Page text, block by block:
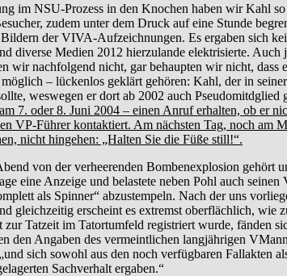
im NSU-Prozess in den Knochen haben wir Kahl
zudem unter dem Druck auf eine Stunde
der VIVA-Aufzeichnungen. Es ergaben sich
diverse Medien 2012 hierzulande elektrisierte.
wir nachfolgend nicht, gar behaupten wir nicht,
– lückenlos geklärt gehören: Kahl, der in
weswegen er dort ab 2002 auch Pseudomitdglied
7. oder 8. Juni 2004 – einen Anruf erhalten, ob er
VP-Führer kontaktiert. Am nächsten Tag, noch
nicht hingehen: „Halten Sie die Füße still!“.
von der verheerenden Bombenexplosion gehört
eine Anzeige und belastete neben Pohl auch
als Spinner“ abzustempeln. Nach der uns
gleichzeitig erscheint es extremst oberflächlich,
Tatzeit im Tatortumfeld registriert wurde, fänden
den Angaben des vermeintlichen langjährigen
sich sowohl aus den noch verfügbaren Fallakten
Sachverhalt ergaben.“